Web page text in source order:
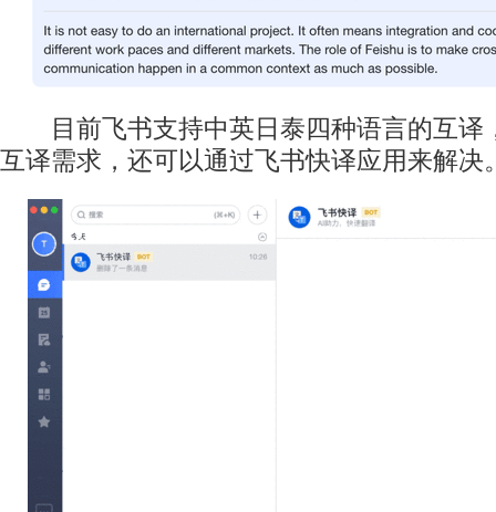
目前飞书支持中英日泰四种语言的互译
互译需求，还可以通过飞书快译应用来解决